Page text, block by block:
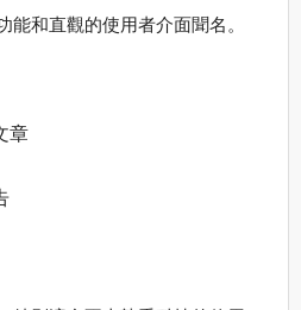
能和直觀的使用者介面聞名。
章